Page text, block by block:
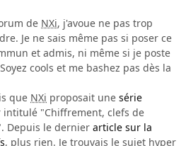
de NXi, j'avoue ne pas trop
Je ne sais même pas si poser ce
et admis, ni même si je poste
cools et me bashez pas dès la
que NXi proposait une série
intitulé "Chiffrement, clefs de
Depuis le dernier article sur la
, plus rien. Je trouvais le sujet hyper